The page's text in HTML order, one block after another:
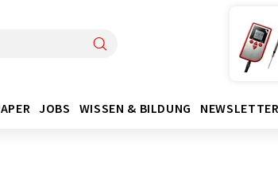
JOBS WISSEN & BILDUNG NEWSLETTER